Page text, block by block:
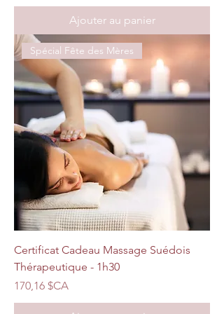
Ajouter au panier
Spécial Fête des Mères
Certificat Cadeau Massage Suédois
Thérapeutique - 1h30
Prix
170,16 $CA